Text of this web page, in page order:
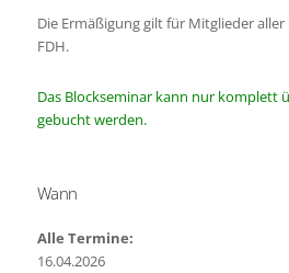
Die Ermäßigung gilt für Mitglieder
FDH.
Das Blockseminar kann nur komplett
gebucht werden.
Wann
Alle Termine:
16.04.2026